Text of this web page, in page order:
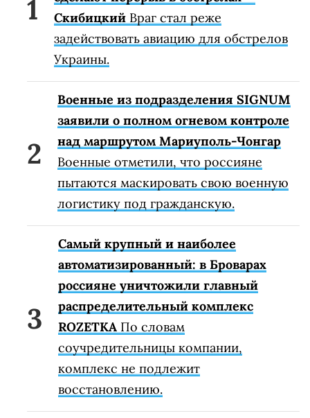
Скибицкий Враг стал реже
задействовать авиацию для обстрелов
Украины.
Военные из подразделения SIGNUM
заявили о полном огневом контроле
над маршрутом Мариуполь-Чонгар
Военные отметили, что россияне
пытаются маскировать свою военную
логистику под гражданскую.
Самый крупный и наиболее
автоматизированный: в Броварах
россияне уничтожили главный
распределительный комплекс
ROZETKA По словам
соучредительницы компании,
комплекс не подлежит
восстановлению.